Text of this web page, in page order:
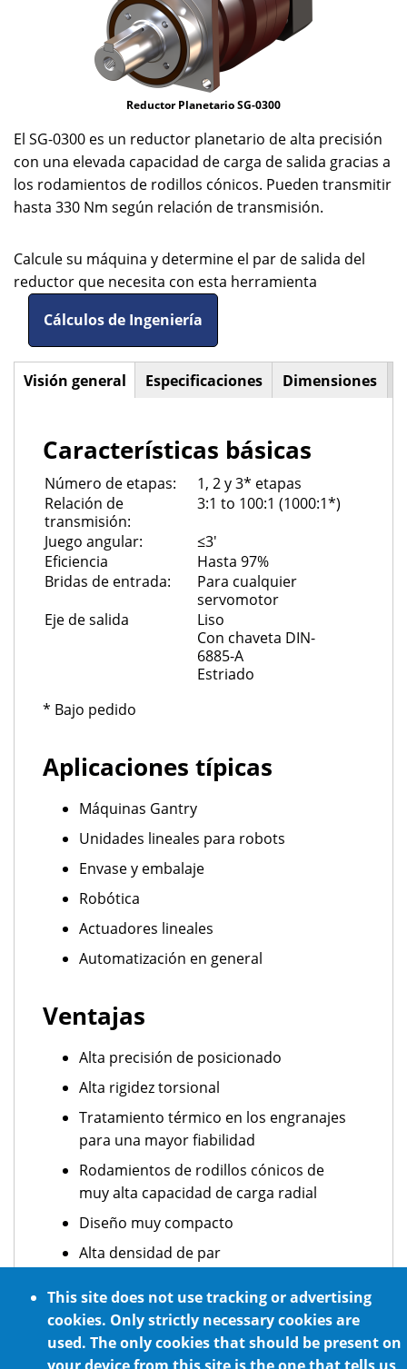
Reductor Planetario SG-0300
El SG-0300 es un reductor planetario de alta precisión
con una elevada capacidad de carga de salida gracias a
los rodamientos de rodillos cónicos. Pueden transmitir
hasta 330 Nm según relación de transmisión.
Calcule su máquina y determine el par de salida del
reductor que necesita con esta herramienta
Cálculos de Ingeniería
Horizontal
Visión general (solapa
activa)
Especificaciones Dimensiones
Características básicas
Número de etapas:
1, 2 y 3* etapas
Relación de
transmisión:
3:1 to 100:1 (1000:1*)
Juego angular:
≤3'
Eficiencia
Hasta 97%
Bridas de entrada:
Para cualquier
servomotor
Eje de salida
Liso
Con chaveta DIN-
6885-A
Estriado
* Bajo pedido
Aplicaciones típicas
Máquinas Gantry
Unidades lineales para robots
Envase y embalaje
Robótica
Actuadores lineales
Automatización en general
Ventajas
Alta precisión de posicionado
Alta rigidez torsional
Tratamiento térmico en los engranajes
para una mayor fiabilidad
Rodamientos de rodillos cónicos de
muy alta capacidad de carga radial
Diseño muy compacto
Alta densidad de par
Fácil montaje del motor
Marcha silenciosa gracias a engranajes
This site does not use tracking or advertising
cookies. Only strictly necessary cookies are
used. The only cookies that should be present on